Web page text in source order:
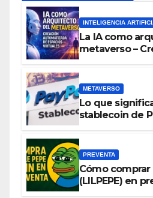
INTELIGENCIA
La IA como
metaverso –
METAVERSO
Lo que
stablecoin de
PREVENTA
Cómo
(LILPEPE) en